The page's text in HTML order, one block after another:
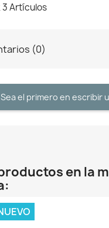
3 Artículos
(0)
Sea el primero en escribir
en la